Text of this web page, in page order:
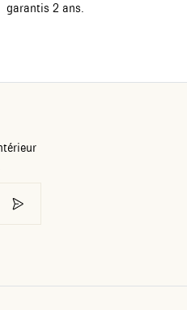
garantis 2 ans.